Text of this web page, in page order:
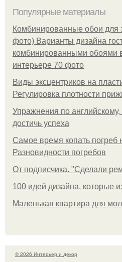
Популярные материалы
Комбинированные обои для
фото) Варианты дизайна
комбинированными обоями
интерьере 70 фото
Виды эксцентриков на
Регулировка плотности
Упражнения по
достичь успеха
Самое время копать погреб
Разновидности погребов
От подписчика. "Сделали
100 идей дизайна, которые
Маленькая квартира для
© 2026 Интерьер и декор